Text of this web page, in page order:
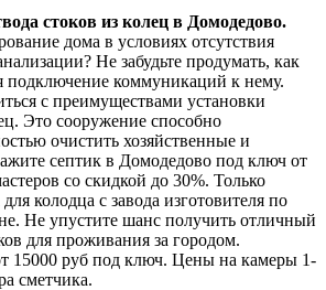
стоков из колец в Домодедово.
дома в условиях отсутствия
Не забудьте продумать, как
подключение коммуникаций к нему.
с преимуществами установки
Это сооружение способно
очистить хозяйственные и
септик в Домодедово под ключ от
со скидкой до 30%. Только
колодца с завода изготовителя по
Не упустите шанс получить отличный
для проживания за городом.
15000 руб под ключ. Цены на камеры 1-
сметчика.